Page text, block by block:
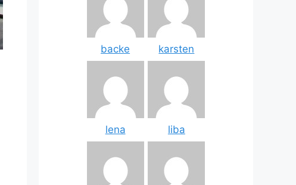
backe karsten
lena liba